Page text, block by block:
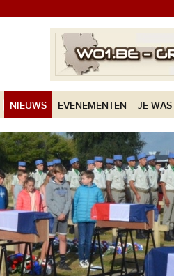
NIEUWS EVENEMENTEN JE WAS